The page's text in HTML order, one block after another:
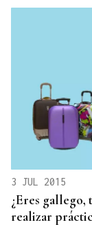
3 JUL 2015
¿Eres gallego,
realizar